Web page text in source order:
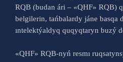
RQB (budan ári – «QHF» RQB)
belgilerin, tańbalardy jáne basqa
ıntelektýaldyq quqyqtaryn buzý
«QHF» RQB-nyń resmı